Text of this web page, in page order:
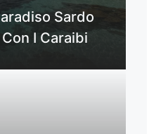
Sardo
I Caraibi